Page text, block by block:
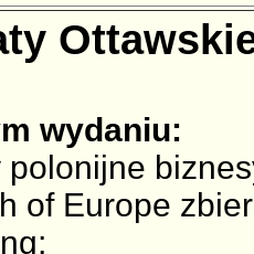
wydaniu:
polonijne
of Europe